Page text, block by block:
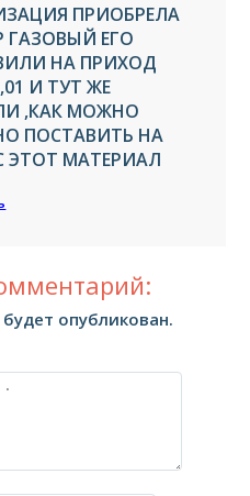
ПРИОБРЕЛА
ГАЗОВЫЙ ЕГО
НА ПРИХОД
И ТУТ ЖЕ
,КАК МОЖНО
ПОСТАВИТЬ НА
ЭТОТ МАТЕРИАЛ
опубликован.